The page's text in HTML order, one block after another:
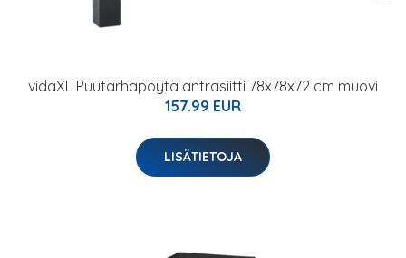
vidaXL Puutarhapöytä antrasiitti 78x78x72 cm muovi
157.99 EUR
LISÄTIETOJA